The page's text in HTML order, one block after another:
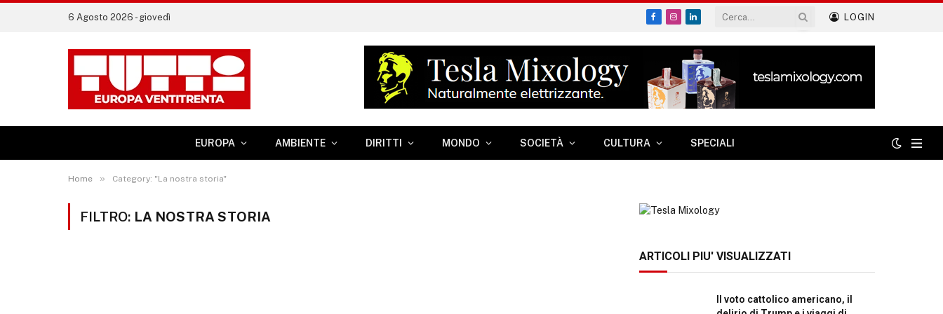
6 Agosto 2026 - giovedì
Facebook
Instagram
LinkedIn
LOGIN
EUROPA AMBIENTE DIRITTI MONDO SOCIETÀ CULTURA SPECIALI
Home » Category: "La nostra storia"
FILTRO: LA NOSTRA STORIA
ARTICOLI PIU' VISUALIZZATI
Il voto cattolico americano, il